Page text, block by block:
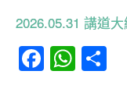
2026.05.31 講道